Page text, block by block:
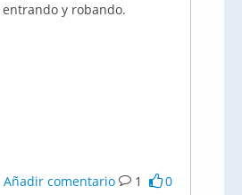
y robando.
Añadir comentario 1 0